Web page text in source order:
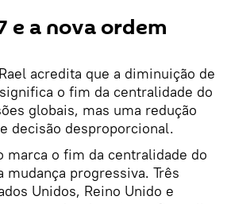
e a nova ordem
acredita que a diminuição de
o fim da centralidade do
globais, mas uma redução
decisão desproporcional.
marca o fim da centralidade do
mudança progressiva. Três
Unidos, Reino Unido e